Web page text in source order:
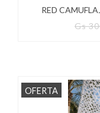
RED
Gs
OFERTA